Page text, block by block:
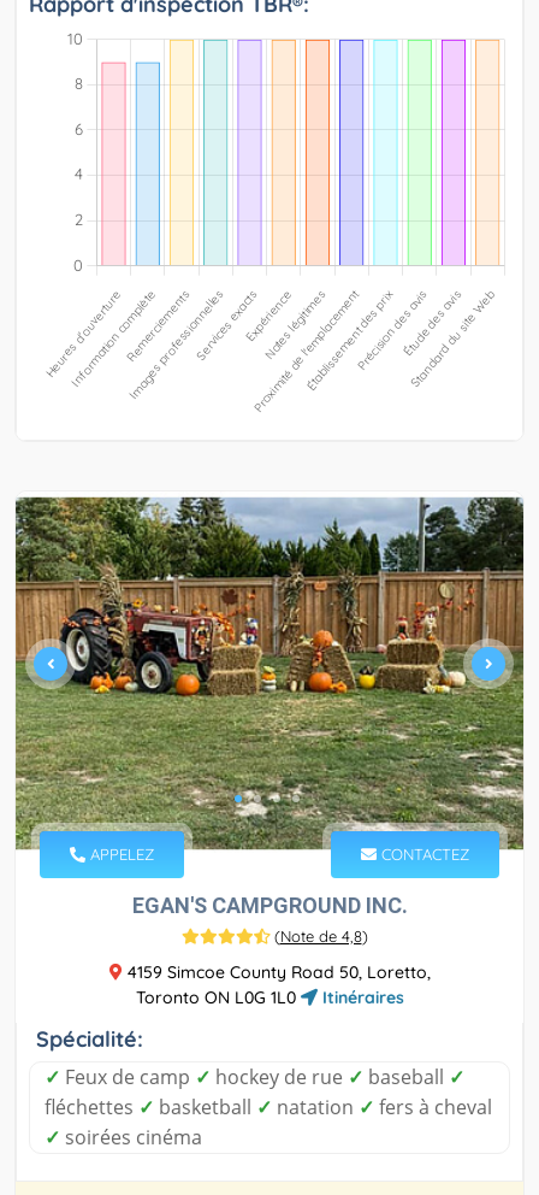
APPELEZ CONTACTEZ
EGAN'S CAMPGROUND INC.
(Note de 4,8)
4159 Simcoe County Road 50, Loretto,
Toronto ON L0G 1L0
Itinéraires
Spécialité:
✓ Feux de camp ✓ hockey de rue ✓ baseball ✓
fléchettes ✓ basketball ✓ natation ✓ fers à cheval
✓ soirées cinéma